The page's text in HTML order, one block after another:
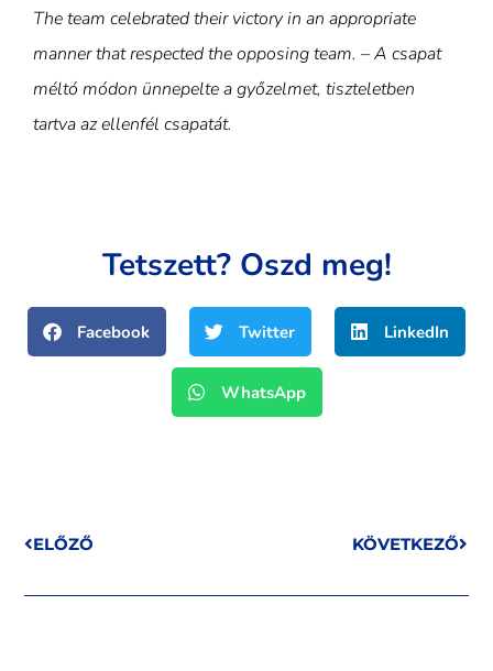
The team celebrated their victory in an appropriate
manner that respected the opposing team. – A csapat
méltó módon ünnepelte a győzelmet, tiszteletben
tartva az ellenfél csapatát.
Tetszett? Oszd meg!
Facebook Twitter LinkedIn
WhatsApp
ELŐZŐ KÖVETKEZŐ